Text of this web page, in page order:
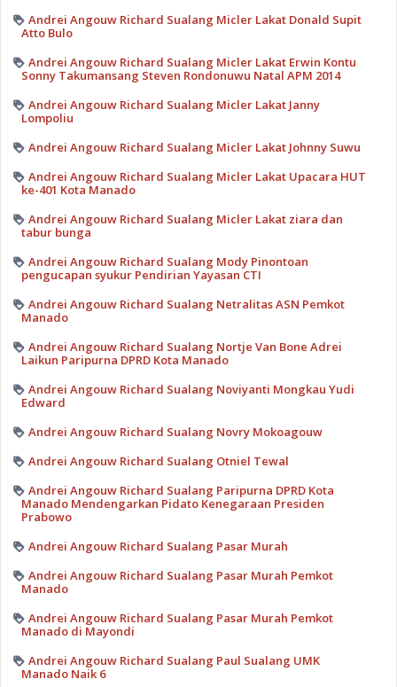
Andrei Angouw Richard Sualang Micler Lakat Donald Supit
Atto Bulo
Andrei Angouw Richard Sualang Micler Lakat Erwin Kontu
Sonny Takumansang Steven Rondonuwu Natal APM 2014
Andrei Angouw Richard Sualang Micler Lakat Janny
Lompoliu
Andrei Angouw Richard Sualang Micler Lakat Johnny Suwu
Andrei Angouw Richard Sualang Micler Lakat Upacara HUT
ke-401 Kota Manado
Andrei Angouw Richard Sualang Micler Lakat ziara dan
tabur bunga
Andrei Angouw Richard Sualang Mody Pinontoan
pengucapan syukur Pendirian Yayasan CTI
Andrei Angouw Richard Sualang Netralitas ASN Pemkot
Manado
Andrei Angouw Richard Sualang Nortje Van Bone Adrei
Laikun Paripurna DPRD Kota Manado
Andrei Angouw Richard Sualang Noviyanti Mongkau Yudi
Edward
Andrei Angouw Richard Sualang Novry Mokoagouw
Andrei Angouw Richard Sualang Otniel Tewal
Andrei Angouw Richard Sualang Paripurna DPRD Kota
Manado Mendengarkan Pidato Kenegaraan Presiden
Prabowo
Andrei Angouw Richard Sualang Pasar Murah
Andrei Angouw Richard Sualang Pasar Murah Pemkot
Manado
Andrei Angouw Richard Sualang Pasar Murah Pemkot
Manado di Mayondi
Andrei Angouw Richard Sualang Paul Sualang UMK
Manado Naik 6